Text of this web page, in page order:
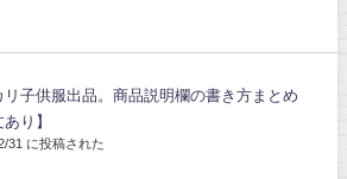
リ子供服出品。商品説明欄の書き方まとめ
あり】
31 に投稿された